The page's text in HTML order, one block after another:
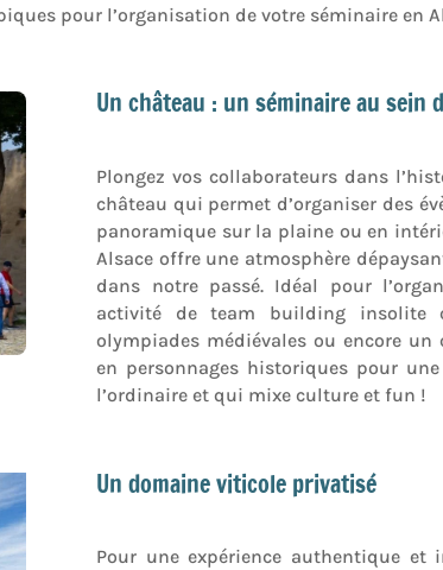
pour l’organisation de votre séminaire en
Un château : un séminaire au sein
Plongez vos collaborateurs dans
château qui permet d’organiser des
panoramique sur la plaine ou en
Alsace offre une atmosphère
dans notre passé. Idéal pour
activité de team building insolite
olympiades médiévales ou encore
en personnages historiques pour
l’ordinaire et qui mixe culture et fun !
Un domaine viticole privatisé
Pour une expérience authentique et